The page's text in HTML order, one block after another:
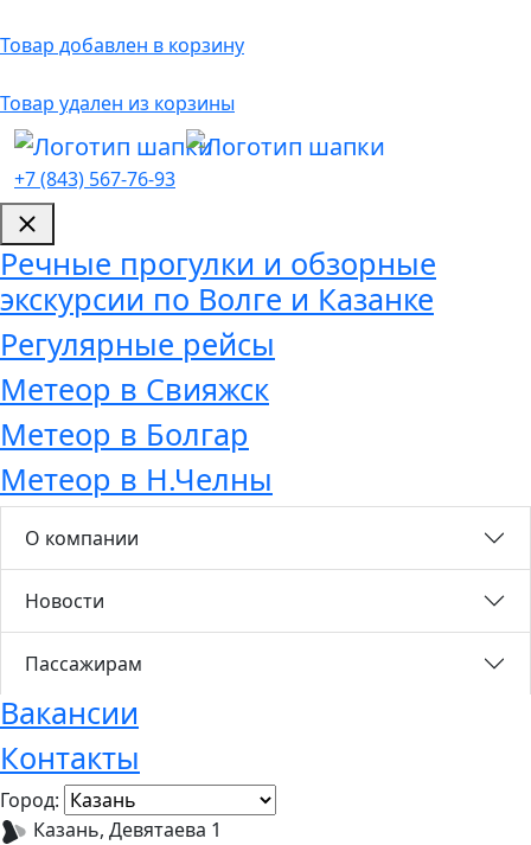
Товар добавлен в корзину
Товар удален из корзины
+7 (843) 567-76-93
Речные прогулки и обзорные
экскурсии по Волге и Казанке
Регулярные рейсы
Метеор в Свияжск
Метеор в Болгар
Метеор в Н.Челны
О компании
Новости
Пассажирам
Вакансии
Контакты
Город:
Казань, Девятаева 1